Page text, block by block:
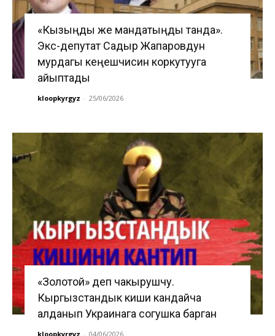
«Кызыңды же мандатыңды танда».
Экс-депутат Садыр Жапаровдун
мурдагы кеңешчисин коркутууга
айыптады
kloopkyrgyz - 25/06/2026
«Золотой» деп чакырушчу.
Кыргызстандык киши кандайча
алданып Украинага согушка барган
kloopkyrgyz - 04/06/2026